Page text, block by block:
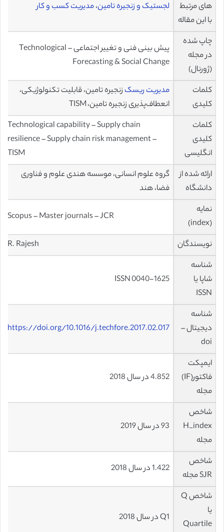
های مرتبط
با این مقاله
لجستیک و زنجیره تامین،مدیریت کسب و کار
چاپ شده
در مجله
(ژورنال)
پیش بینی فنی و تغییر اجتماعی – Technological
Forecasting & Social Change
کلمات
کلیدی
مدیریت ریسک زنجیره تامین، قابلیت تکنولوژیکی،
انعطاف‌پذیری زنجیره تامین، TISM
کلمات
کلیدی
انگلیسی
Technological capability – Supply chain
resilience – Supply chain risk management –
TISM
ارائه شده از
دانشگاه
گروه علوم انسانی، موسسه هندی علوم و فناوری
فضا، هند
نمایه
(index)
Scopus – Master journals – JCR
نویسندگان
R. Rajesh
شناسه
شاپا یا
ISSN
ISSN 0040-1625
شناسه
دیجیتال –
doi
https://doi.org/10.1016/j.techfore.2017.02.017
ایمپکت
فاکتور(IF)
مجله
4.852 در سال 2018
شاخص
H_index
مجله
93 در سال 2019
شاخص
SJR مجله
1.422 در سال 2018
شاخص Q
یا
Quartile
Q1 در سال 2018